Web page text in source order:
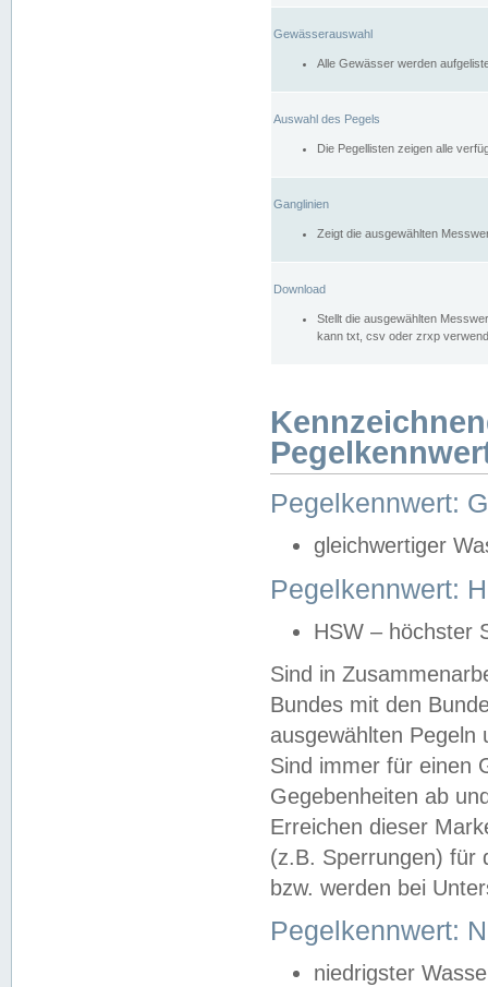
Gewässerauswahl
Alle Gewässer werden
Auswahl des Pegels
Die Pegellisten zeigen alle
Ganglinien
Zeigt die ausgewählten
Download
Stellt die ausgewählten
kann txt, csv oder zrxp
Pegelkennwert:
gleichwertiger
Pegelkennwert:
HSW – höchster
Sind in
Bundes mit den
ausgewählten
Sind immer für einen
Gegebenheiten ab
Erreichen dieser
(z.B. Sperrungen) für
bzw. werden bei
Pegelkennwert:
niedrigster